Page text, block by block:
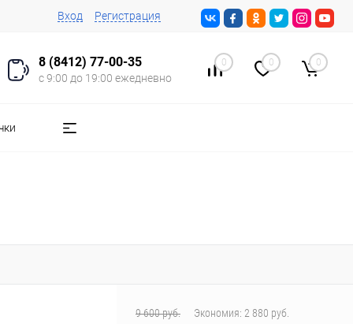
Вход Регистрация
8 (8412) 77-00-35
с 9:00 до 19:00 ежедневно
0 0 0
9 600 руб. Экономия: 2 880 руб.